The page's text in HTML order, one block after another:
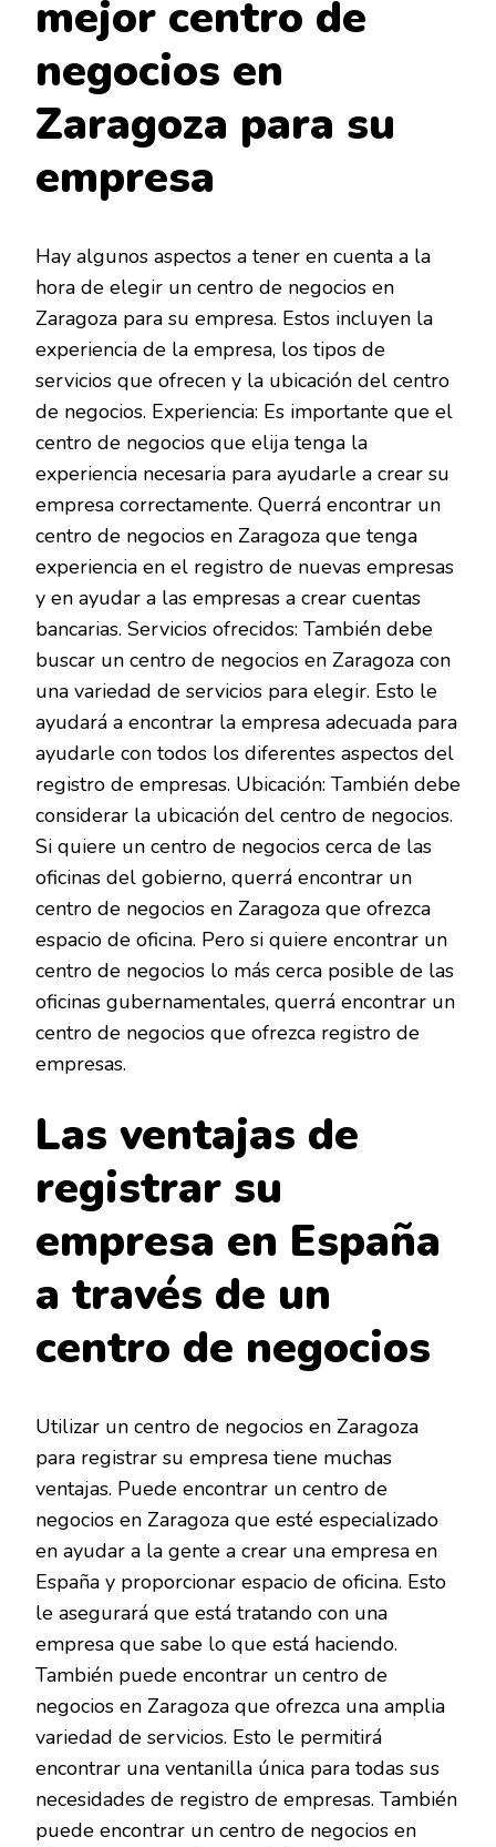
mejor centro de
negocios en
Zaragoza para su
empresa
Hay algunos aspectos a tener en cuenta a la
hora de elegir un centro de negocios en
Zaragoza para su empresa. Estos incluyen la
experiencia de la empresa, los tipos de
servicios que ofrecen y la ubicación del centro
de negocios. Experiencia: Es importante que el
centro de negocios que elija tenga la
experiencia necesaria para ayudarle a crear su
empresa correctamente. Querrá encontrar un
centro de negocios en Zaragoza que tenga
experiencia en el registro de nuevas empresas
y en ayudar a las empresas a crear cuentas
bancarias. Servicios ofrecidos: También debe
buscar un centro de negocios en Zaragoza con
una variedad de servicios para elegir. Esto le
ayudará a encontrar la empresa adecuada para
ayudarle con todos los diferentes aspectos del
registro de empresas. Ubicación: También debe
considerar la ubicación del centro de negocios.
Si quiere un centro de negocios cerca de las
oficinas del gobierno, querrá encontrar un
centro de negocios en Zaragoza que ofrezca
espacio de oficina. Pero si quiere encontrar un
centro de negocios lo más cerca posible de las
oficinas gubernamentales, querrá encontrar un
centro de negocios que ofrezca registro de
empresas.
Las ventajas de
registrar su
empresa en España
a través de un
centro de negocios
Utilizar un centro de negocios en Zaragoza
para registrar su empresa tiene muchas
ventajas. Puede encontrar un centro de
negocios en Zaragoza que esté especializado
en ayudar a la gente a crear una empresa en
España y proporcionar espacio de oficina. Esto
le asegurará que está tratando con una
empresa que sabe lo que está haciendo.
También puede encontrar un centro de
negocios en Zaragoza que ofrezca una amplia
variedad de servicios. Esto le permitirá
encontrar una ventanilla única para todas sus
necesidades de registro de empresas. También
puede encontrar un centro de negocios en